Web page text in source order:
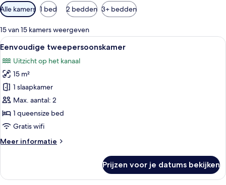
Beschikbare
filters
voor
kamers
Alle kamers 1 bed 2 bedden 3+ bedden
15 van 15 kamers weergeven
Alle
foto's
voor
Eenvoudige
tweepersoonskamer
laden
Een hotelkamer met een groot bed,
8
Eenvoudige tweepersoonskamer
Uitzicht op het kanaal
15 m²
1 slaapkamer
Max. aantal: 2
1 queensize bed
Gratis wifi
Meer informatie
Meer
tweepersoonskamer
Prijzen voor je datums bekijken